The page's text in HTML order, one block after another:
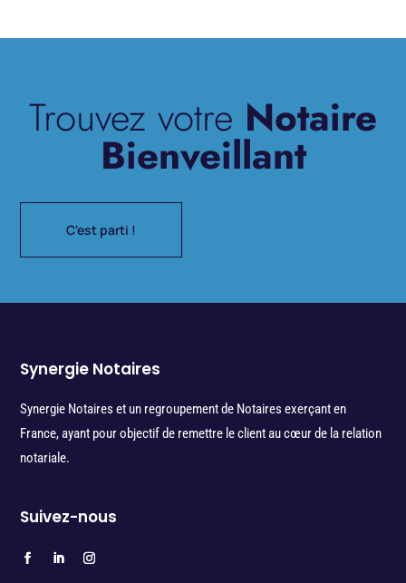
Trouvez votre Notaire
Bienveillant
C'est parti !
Synergie Notaires
Synergie Notaires et un regroupement de Notaires exerçant en
France, ayant pour objectif de remettre le client au cœur de la relation
notariale.
Suivez-nous